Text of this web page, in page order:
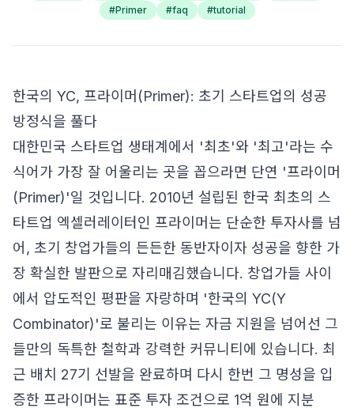
#Primer #faq #tutorial
한국의 YC, 프라이머(Primer): 초기 스타트업의 성공
방정식을 풀다
대한민국 스타트업 생태계에서 '최초'와 '최고'라는 수
식어가 가장 잘 어울리는 곳을 꼽으라면 단연 '프라이머
(Primer)'일 것입니다. 2010년 설립된 한국 최초의 스
타트업 엑셀러레이터인 프라이머는 단순한 투자사를 넘
어, 초기 창업가들의 든든한 동반자이자 성공을 향한 가
장 확실한 발판으로 자리매김했습니다. 창업가들 사이
에서 압도적인 평판을 자랑하며 '한국의 YC(Y
Combinator)'로 불리는 이유는 자금 지원을 넘어선 그
들만의 독특한 철학과 강력한 커뮤니티에 있습니다. 최
근 배치 27기 선발을 완료하며 다시 한번 그 명성을 입
증한 프라이머는 표준 투자 조건으로 1억 원에 지분